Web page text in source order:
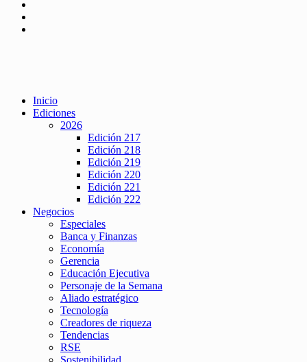
Inicio
Ediciones
2026
Edición 217
Edición 218
Edición 219
Edición 220
Edición 221
Edición 222
Negocios
Especiales
Banca y Finanzas
Economía
Gerencia
Educación Ejecutiva
Personaje de la Semana
Aliado estratégico
Tecnología
Creadores de riqueza
Tendencias
RSE
Sostenibilidad